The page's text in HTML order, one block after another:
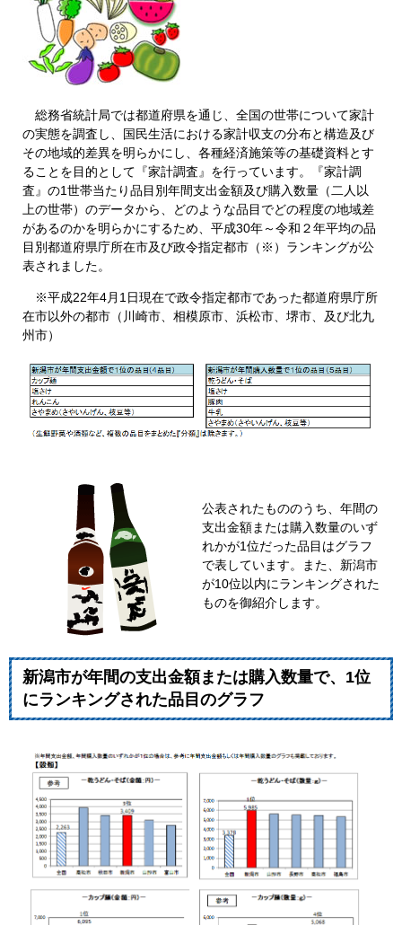
総務省統計局では都道府県を通じ、全国の世帯について家計
の実態を調査し、国民生活における家計収支の分布と構造及び
その地域的差異を明らかにし、各種経済施策等の基礎資料とす
ることを目的として『家計調査』を行っています。『家計調
査』の1世帯当たり品目別年間支出金額及び購入数量（二人以
上の世帯）のデータから、どのような品目でどの程度の地域差
があるのかを明らかにするため、平成30年～令和２年平均の品
目別都道府県庁所在市及び政令指定都市（※）ランキングが公
表されました。
※平成22年4月1日現在で政令指定都市であった都道府県庁所
在市以外の都市（川崎市、相模原市、浜松市、堺市、及び北九
州市）
公表されたもののうち、年間の
支出金額または購入数量のいず
れかが1位だった品目はグラフ
で表しています。また、新潟市
が10位以内にランキングされた
ものを御紹介します。
新潟市が年間の支出金額または購入数量で、1位
にランキングされた品目のグラフ